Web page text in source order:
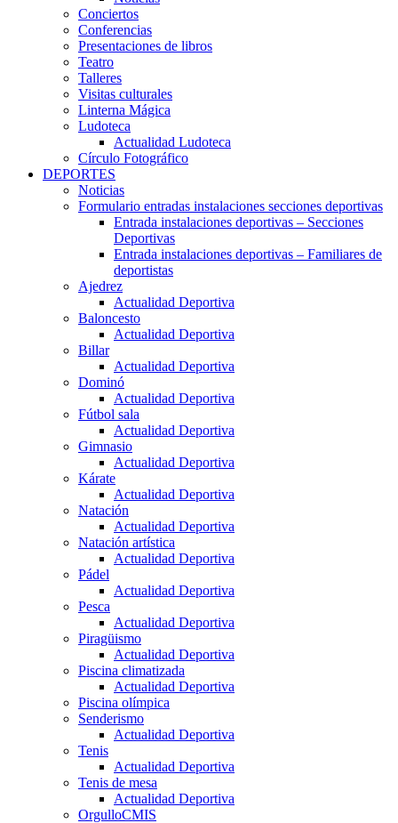
Conciertos
Conferencias
Presentaciones de libros
Teatro
Talleres
Visitas culturales
Linterna Mágica
Ludoteca
Actualidad Ludoteca
Círculo Fotográfico
DEPORTES
Noticias
Formulario entradas instalaciones secciones deportivas
Entrada instalaciones deportivas – Secciones
Deportivas
Entrada instalaciones deportivas – Familiares de
deportistas
Ajedrez
Actualidad Deportiva
Baloncesto
Actualidad Deportiva
Billar
Actualidad Deportiva
Dominó
Actualidad Deportiva
Fútbol sala
Actualidad Deportiva
Gimnasio
Actualidad Deportiva
Kárate
Actualidad Deportiva
Natación
Actualidad Deportiva
Natación artística
Actualidad Deportiva
Pádel
Actualidad Deportiva
Pesca
Actualidad Deportiva
Piragüismo
Actualidad Deportiva
Piscina climatizada
Actualidad Deportiva
Piscina olímpica
Senderismo
Actualidad Deportiva
Tenis
Actualidad Deportiva
Tenis de mesa
Actualidad Deportiva
OrgulloCMIS